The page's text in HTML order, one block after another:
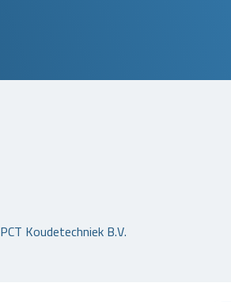
PCT Koudetechniek B.V.